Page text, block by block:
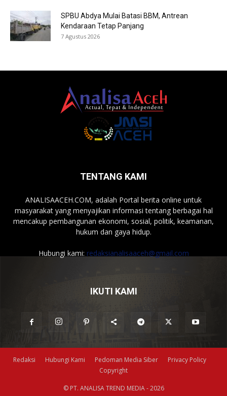
SPBU Abdya Mulai Batasi BBM, Antrean
Kendaraan Tetap Panjang
7 Agustus 2026
TENTANG KAMI
ANALISAACEH.COM, adalah Portal berita online untuk
masyarakat yang menyajikan informasi tentang berbagai hal
mencakup pembangunan ekonomi, sosial, politik, keamanan,
hukum dan gaya hidup.
Hubungi kami: redaksianalisaaceh@gmail.com
IKUTI KAMI
Redaksi Hubungi Kami Pedoman Media Siber
Privacy Policy
Copyright
© PT. ANALISA TREND MEDIA - 2026